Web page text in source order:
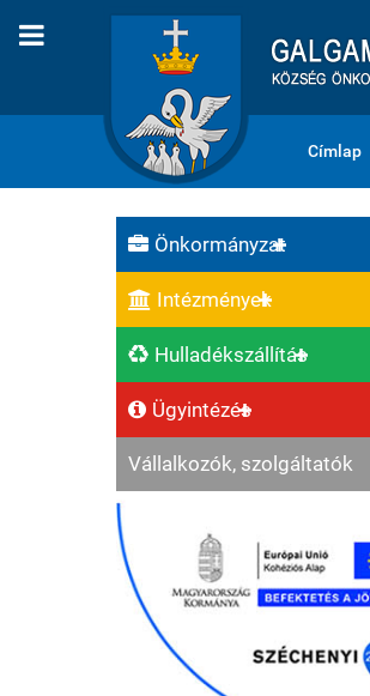
Címlap
Önkormányzat
Intézmények
Hulladékszállítás
Ügyintézés
Vállalkozók, szolgáltatók